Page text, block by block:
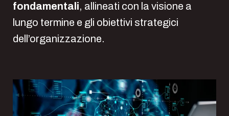
fondamentali, allineati con la visione a
lungo termine e gli obiettivi strategici
dell’organizzazione.